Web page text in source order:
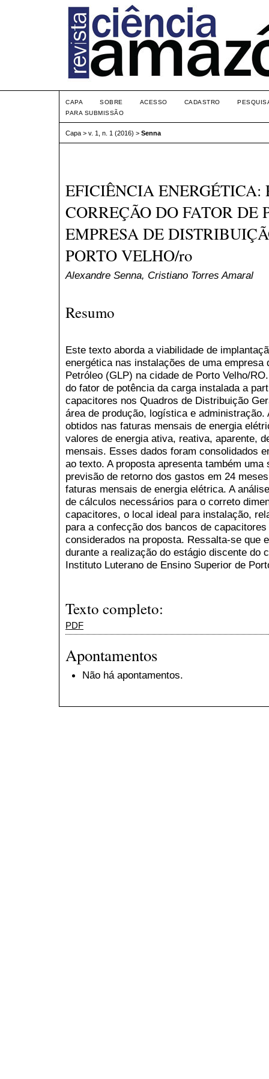
CAPA SOBRE ACESSO CADASTRO
PARA SUBMISSÃO
Capa > v. 1, n. 1 (2016) > Senna
EFICIÊNCIA ENERGÉTICA:
CORREÇÃO DO FATOR
EMPRESA DE
PORTO VELHO/ro
Alexandre Senna, Cristiano Torres Amaral
Resumo
Este texto aborda a viabilidade de
energética nas instalações de uma
Petróleo (GLP) na cidade de Porto Velho/
do fator de potência da carga instalada a
capacitores nos Quadros de Distribuição
área de produção, logística e administração.
obtidos nas faturas mensais de energia
valores de energia ativa, reativa, aparente,
mensais. Esses dados foram consolidados
ao texto. A proposta apresenta também
previsão de retorno dos gastos em 24
faturas mensais de energia elétrica. A
de cálculos necessários para o correto
capacitores, o local ideal para instalação,
para a confecção dos bancos de
considerados na proposta. Ressalta-se que
durante a realização do estágio discente do
Instituto Luterano de Ensino Superior de
Texto completo:
PDF
Apontamentos
Não há apontamentos.